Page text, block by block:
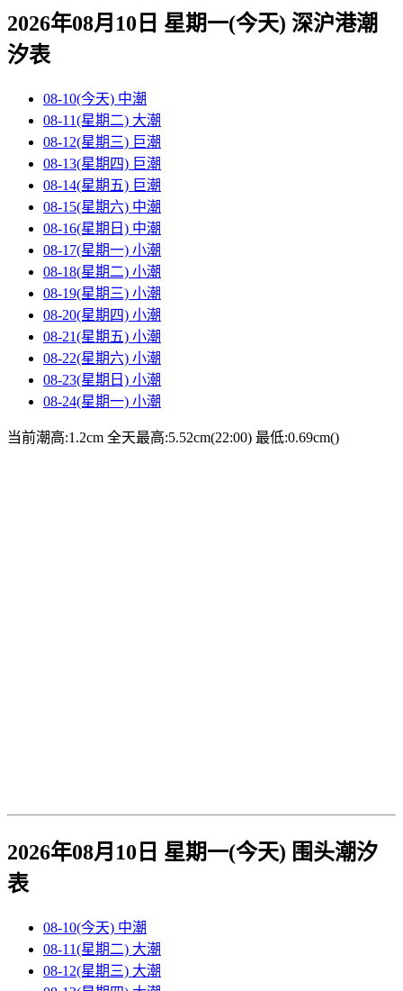
2026年08月10日 星期一(今天) 深沪港潮
汐表
08-10(今天) 中潮
08-11(星期二) 大潮
08-12(星期三) 巨潮
08-13(星期四) 巨潮
08-14(星期五) 巨潮
08-15(星期六) 中潮
08-16(星期日) 中潮
08-17(星期一) 小潮
08-18(星期二) 小潮
08-19(星期三) 小潮
08-20(星期四) 小潮
08-21(星期五) 小潮
08-22(星期六) 小潮
08-23(星期日) 小潮
08-24(星期一) 小潮
当前潮高:1.2cm 全天最高:5.52cm(22:00) 最低:0.69cm()
2026年08月10日 星期一(今天) 围头潮汐
表
08-10(今天) 中潮
08-11(星期二) 大潮
08-12(星期三) 大潮